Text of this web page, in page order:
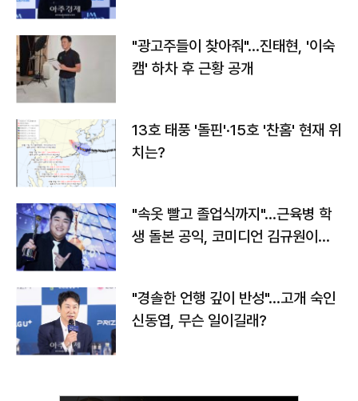
"광고주들이 찾아줘"…진태현, '이숙
캠' 하차 후 근황 공개
13호 태풍 '돌핀'·15호 '찬홈' 현재 위
치는?
"속옷 빨고 졸업식까지"…근육병 학
생 돌본 공익, 코미디언 김규원이었
"경솔한 언행 깊이 반성"…고개 숙인
신동엽, 무슨 일이길래?